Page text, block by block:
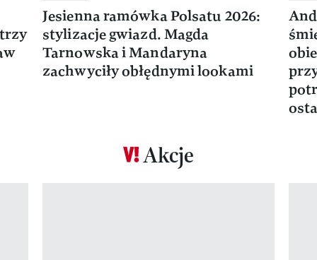
Jesienna ramówka Polsatu 2026:
stylizacje gwiazd. Magda
Tarnowska i Mandaryna
zachwyciły obłędnymi lookami
Akcje